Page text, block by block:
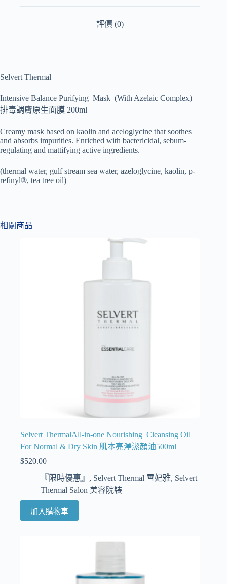
評價 (0)
Selvert Thermal
Intensive Balance Purifying Mask (With Azelaic Complex)
排毒調膚原生面膜 200ml
Creamy mask based on kaolin and aceloglycine that soothes
and absorbs impurities. Enriched with bactericidal, sebum-
regulating and mattifying active ingredients.
(thermal water, gulf stream sea water, azeloglycine, kaolin, p-
refinyl®, tea tree oil)
相關商品
Selvert ThermalAll-in-one Nourishing Cleansing Oil
For Normal & Dry Skin 肌本亮澤潔顏油500ml
$520.00
『限時優惠』 , Selvert Thermal 雪妃雅, Selvert
Thermal Salon 美容院裝
加入購物車